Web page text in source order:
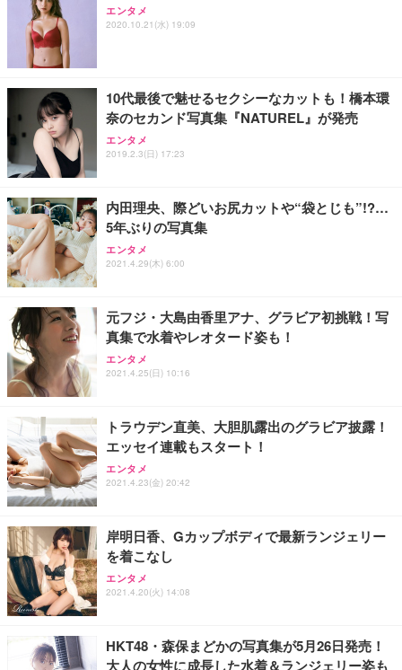
エンタメ
2020.10.21(水) 19:09
10代最後で魅せるセクシーなカットも！橋本環
奈のセカンド写真集『NATUREL』が発売
エンタメ
2019.2.3(日) 17:23
内田理央、際どいお尻カットや“袋とじも”!?…
5年ぶりの写真集
エンタメ
2021.4.29(木) 6:00
元フジ・大島由香里アナ、グラビア初挑戦！写
真集で水着やレオタード姿も！
エンタメ
2021.4.25(日) 10:16
トラウデン直美、大胆肌露出のグラビア披露！
エッセイ連載もスタート！
エンタメ
2021.4.23(金) 20:42
岸明日香、Gカップボディで最新ランジェリー
を着こなし
エンタメ
2021.4.20(火) 14:08
HKT48・森保まどかの写真集が5月26日発売！
大人の女性に成長した水着＆ランジェリー姿も